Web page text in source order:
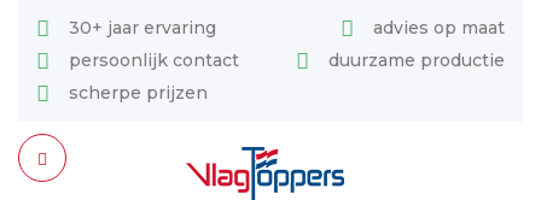
30+ jaar ervaring
advies op maat
persoonlijk contact
duurzame productie
scherpe prijzen